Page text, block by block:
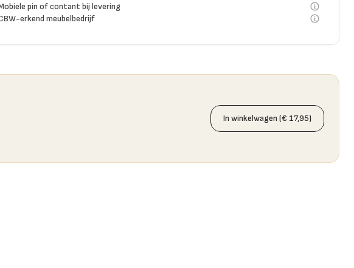
pin of contant bij levering
erkend meubelbedrijf
In winkelwagen (€ 17,95)